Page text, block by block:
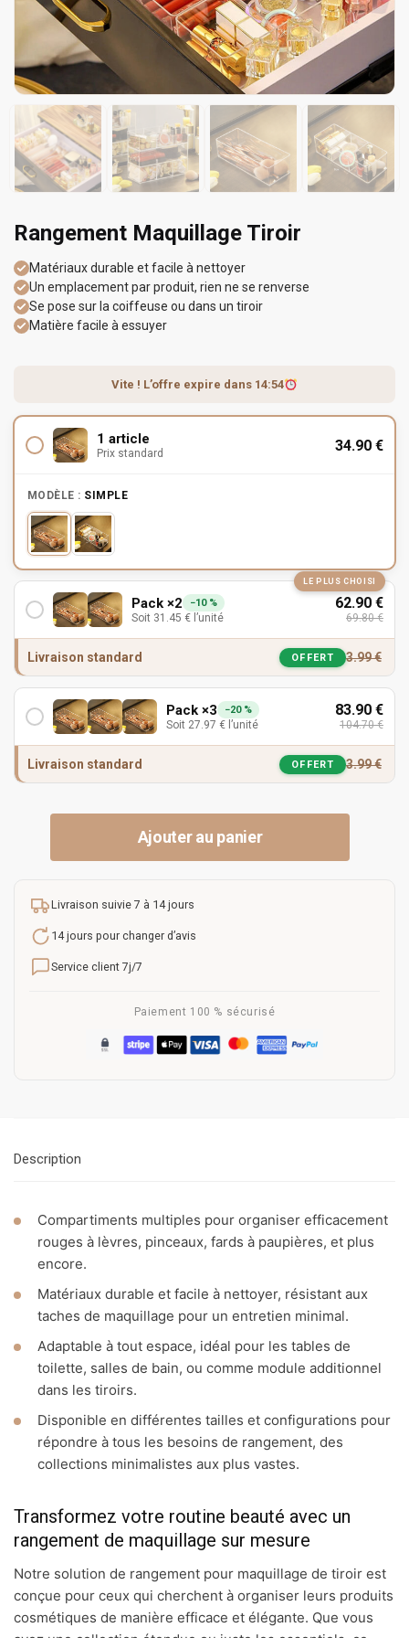
Rangement Maquillage Tiroir
Matériaux durable et facile à nettoyer
Un emplacement par produit, rien ne se renverse
Se pose sur la coiffeuse ou dans un tiroir
Matière facile à essuyer
Vite ! L’offre expire dans 14:54
1 article
Prix standard 34.90 €
MODÈLE : SIMPLE
LE PLUS CHOISI
Pack ×2 −10 %
Soit 31.45 € l’unité
62.90 €
69.80€
Livraison standard OFFERT 3.99€
Pack ×3 −20 %
Soit 27.97 € l’unité
83.90 €
104.70€
Livraison standard OFFERT 3.99€
Ajouter au panier
Livraison suivie 7 à 14 jours
14 jours pour changer d’avis
Service client 7j/7
Paiement 100 % sécurisé
Description
Compartiments multiples pour organiser efficacement
rouges à lèvres, pinceaux, fards à paupières, et plus
encore.
Matériaux durable et facile à nettoyer, résistant aux
taches de maquillage pour un entretien minimal.
Adaptable à tout espace, idéal pour les tables de
toilette, salles de bain, ou comme module additionnel
dans les tiroirs.
Disponible en différentes tailles et configurations pour
répondre à tous les besoins de rangement, des
collections minimalistes aux plus vastes.
Transformez votre routine beauté avec un
rangement de maquillage sur mesure
Notre solution de rangement pour maquillage de tiroir est
conçue pour ceux qui cherchent à organiser leurs produits
cosmétiques de manière efficace et élégante. Que vous